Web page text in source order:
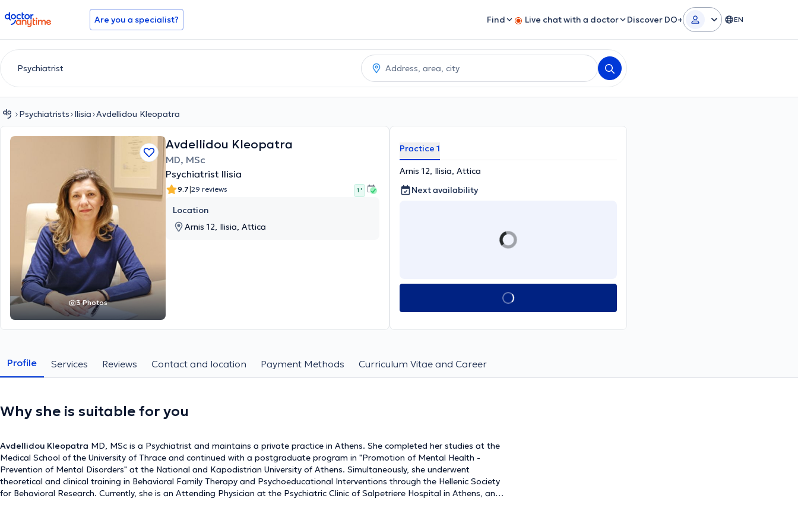
doctoranytime Are you a specialist? Find Live chat with a doctor Discover DO+ EN
Psychiatrists Ilisia Avdellidou Kleopatra
3 Photos
Avdellidou Kleopatra
MD, MSc
Psychiatrist Ilisia
9.7|29 reviews 1 '
Location
Arnis 12, Ilisia, Attica
Practice 1
Arnis 12, Ilisia, Attica
Next availability
Profile Services Reviews Contact and location Payment Methods Curriculum Vitae and Career
Why she is suitable for you
Avdellidou Kleopatra MD, MSc is a Psychiatrist and maintains a private practice in Athens. She completed her studies at the
Medical School of the University of Thrace and continued with a postgraduate program in "Promotion of Mental Health -
Prevention of Mental Disorders" at the National and Kapodistrian University of Athens. Simultaneously, she underwent
theoretical and clinical training in Behavioral Family Therapy and Psychoeducational Interventions through the Hellenic Society
for Behavioral Research. Currently, she is an Attending Physician at the Psychiatric Clinic of Salpetriere Hospital in Athens, and